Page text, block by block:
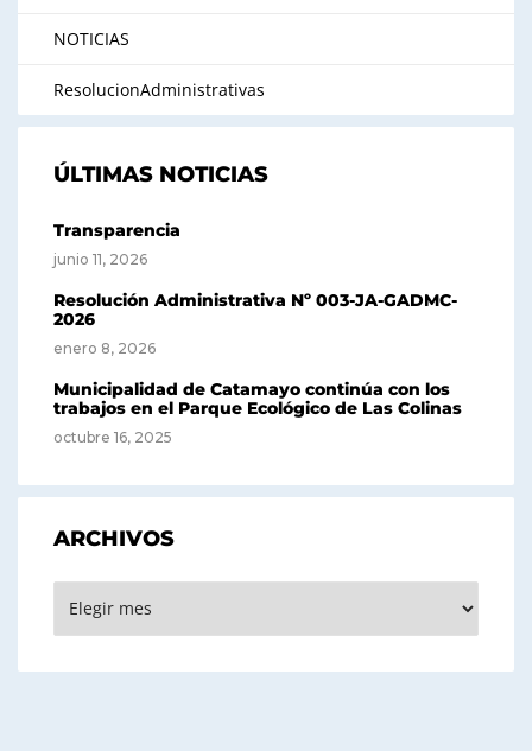
NOTICIAS
ResolucionAdministrativas
ÚLTIMAS NOTICIAS
Transparencia
junio 11, 2026
Resolución Administrativa Nº 003-JA-GADMC-
2026
enero 8, 2026
Municipalidad de Catamayo continúa con los
trabajos en el Parque Ecológico de Las Colinas
octubre 16, 2025
ARCHIVOS